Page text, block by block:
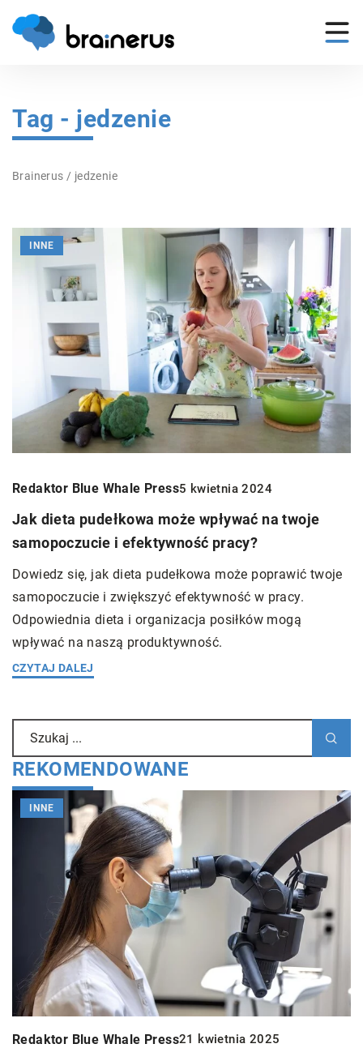
Tag - jedzenie
Brainerus / jedzenie
INNE
Redaktor Blue Whale Press5 kwietnia 2024
Jak dieta pudełkowa może wpływać na twoje
samopoczucie i efektywność pracy?
Dowiedz się, jak dieta pudełkowa może poprawić twoje
samopoczucie i zwiększyć efektywność w pracy.
Odpowiednia dieta i organizacja posiłków mogą
wpływać na naszą produktywność.
CZYTAJ DALEJ
REKOMENDOWANE
INNE
Redaktor Blue Whale Press21 kwietnia 2025